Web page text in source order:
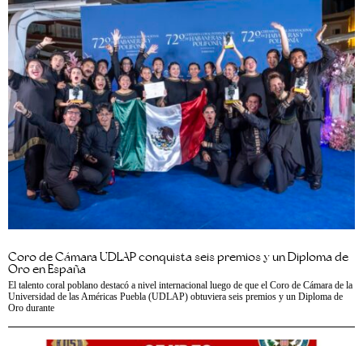
Coro de Cámara UDLAP conquista seis premios y un Diploma de
Oro en España
El talento coral poblano destacó a nivel internacional luego de que el Coro de Cámara de la
Universidad de las Américas Puebla (UDLAP) obtuviera seis premios y un Diploma de
Oro durante